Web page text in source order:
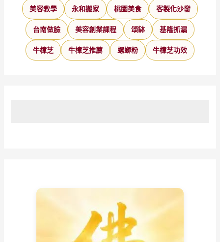
美容教學 永和搬家 桃園美食 客製化沙發
台南做臉 美容創業課程 頌缽 基隆抓漏
牛樟芝 牛樟芝推薦 螺螄粉 牛樟芝功效